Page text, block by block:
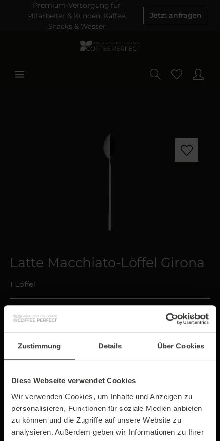
Zustimmung Details Über Cookies
Diese Webseite verwendet Cookies
Wir verwenden Cookies, um Inhalte und Anzeigen zu
personalisieren, Funktionen für soziale Medien anbieten
zu können und die Zugriffe auf unsere Website zu
analysieren. Außerdem geben wir Informationen zu Ihrer
Premium-Versorgung für
Mitarbeiter & Kunden: Kaffee,
Snacks & Wasser
Jetzt anfragen
Latte Macchiato-Löffel Girona
1 Löffel
2,49 €*
Preise exkl. MwSt. zzgl. Versandkosten
Sofort verfügbar, Lieferzeit: 1-3 Tage
In den Warenkorb